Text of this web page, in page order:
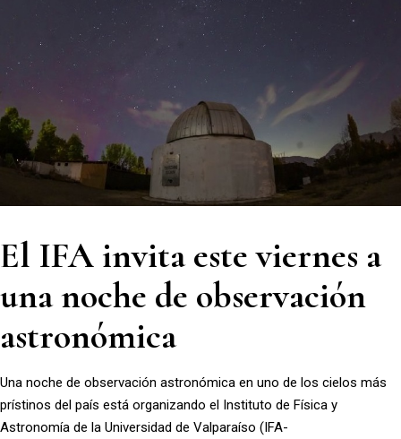
El IFA invita este viernes a
una noche de observación
astronómica
Una noche de observación astronómica en uno de los cielos más
prístinos del país está organizando el Instituto de Física y
Astronomía de la Universidad de Valparaíso (IFA-